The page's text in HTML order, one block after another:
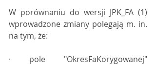
W porównaniu do wersji JPK_FA (1)
wprowadzone zmiany polegają m. in.
na tym, że:
· pole "OkresFaKorygowanej"